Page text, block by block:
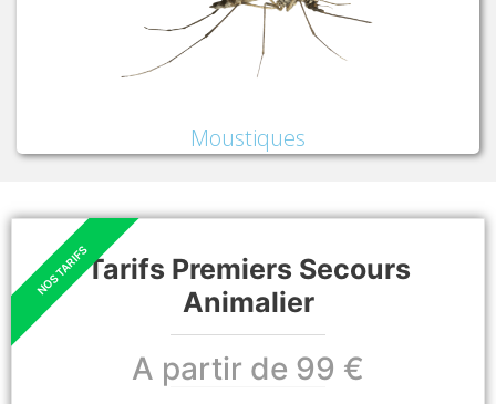
Moustiques
Tarifs Premiers Secours
Animalier
A partir de 99 €